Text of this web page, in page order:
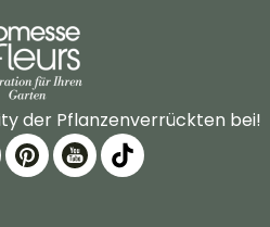
der Pflanzenverrückten bei!